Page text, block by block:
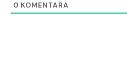
0 KOMENTARA